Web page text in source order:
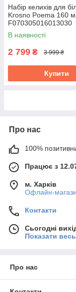
Набір келихів для
Krosno Poema 160
F070305016013030
В наявності
2 799 ₴ 3 999 ₴
Купити
Про нас
100%
Працює з
м. Харків
Офлайн-
Контакти
Сьогодні
Показати
Про нас